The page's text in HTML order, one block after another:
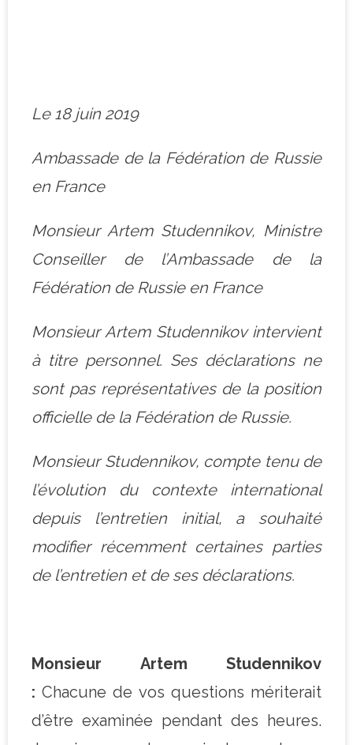
Le 18 juin 2019
Ambassade de la Fédération de Russie
en France
Monsieur Artem Studennikov, Ministre
Conseiller de l’Ambassade de la
Fédération de Russie en France
Monsieur Artem Studennikov intervient
à titre personnel. Ses déclarations ne
sont pas représentatives de la position
officielle de la Fédération de Russie.
Monsieur Studennikov, compte tenu de
l’évolution du contexte international
depuis l’entretien initial, a souhaité
modifier récemment certaines parties
de l’entretien et de ses déclarations.
Monsieur Artem Studennikov
:Chacune de vos questions mériterait
d’être examinée pendant des heures.